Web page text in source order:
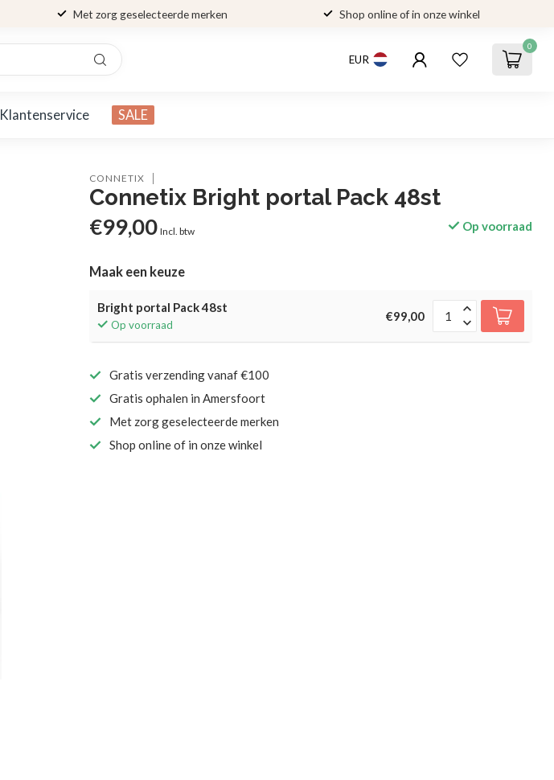
Met zorg geselecteerde merken Shop online of in onze winkel
EUR
0
Klantenservice SALE
CONNETIX
Connetix Bright portal Pack 48st
€99,00 Incl. btw Op voorraad
Maak een keuze
Bright portal Pack 48st
Op voorraad
€99,00
Gratis verzending vanaf €100
Gratis ophalen in Amersfoort
Met zorg geselecteerde merken
Shop online of in onze winkel